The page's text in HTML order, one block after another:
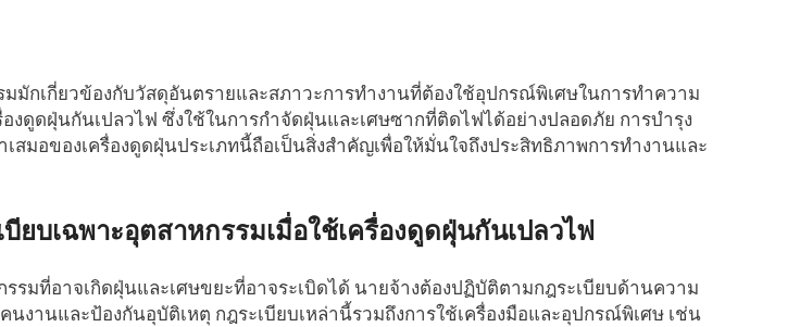
มักเกี่ยวข้องกับวัสดุอันตรายและสภาวะการทำงานที่ต้องใช้อุปกรณ์พิเศษในการทำความ
งดูดฝุ่นกันเปลวไฟ ซึ่งใช้ในการกำจัดฝุ่นและเศษซากที่ติดไฟได้อย่างปลอดภัย การบำรุง
เสมอของเครื่องดูดฝุ่นประเภทนี้ถือเป็นสิ่งสำคัญเพื่อให้มั่นใจถึงประสิทธิภาพการทำงานและ
ยบเฉพาะอุตสาหกรรมเมื่อใช้เครื่องดูดฝุ่นกันเปลวไฟ
รมที่อาจเกิดฝุ่นและเศษขยะที่อาจระเบิดได้ นายจ้างต้องปฏิบัติตามกฎระเบียบด้านความ
นงานและป้องกันอุบัติเหตุ กฎระเบียบเหล่านี้รวมถึงการใช้เครื่องมือและอุปกรณ์พิเศษ เช่น